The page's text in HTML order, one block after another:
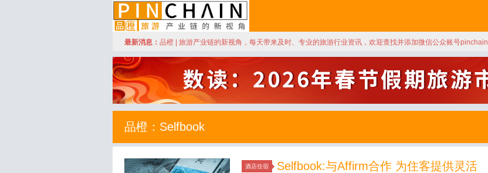
品橙旅游
最新消息： 品橙 | 旅游产业链的新视角，每天带来及时、专业的旅游行业资讯，欢迎查找并添加微信公众账号pinchain
品橙：Selfbook
酒店住宿
Selfbook:与Affirm合作 为住客提供灵活